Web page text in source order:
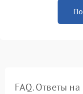
FAQ. Ответы